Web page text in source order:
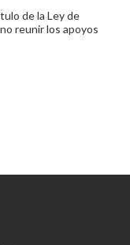
de la Ley de
reunir los apoyos